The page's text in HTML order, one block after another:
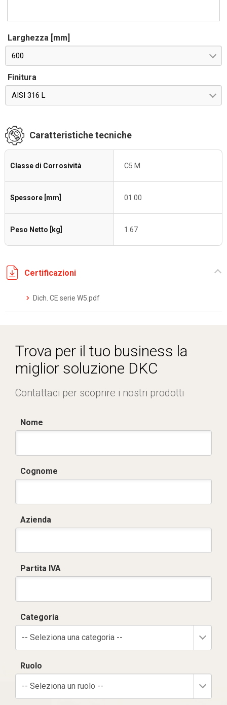
Larghezza [mm]
600
Finitura
AISI 316 L
Caratteristiche tecniche
Classe di Corrosività C5 M
Spessore [mm] 01.00
Peso Netto [kg] 1.67
Certificazioni
Dich. CE serie W5.pdf
Trova per il tuo business la
miglior soluzione DKC
Contattaci per scoprire i nostri prodotti
Nome
Cognome
Azienda
Partita IVA
Categoria
-- Seleziona una categoria --
Ruolo
-- Seleziona un ruolo --